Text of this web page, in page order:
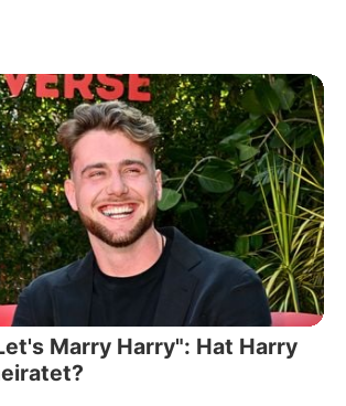
Marry Harry": Hat Harry